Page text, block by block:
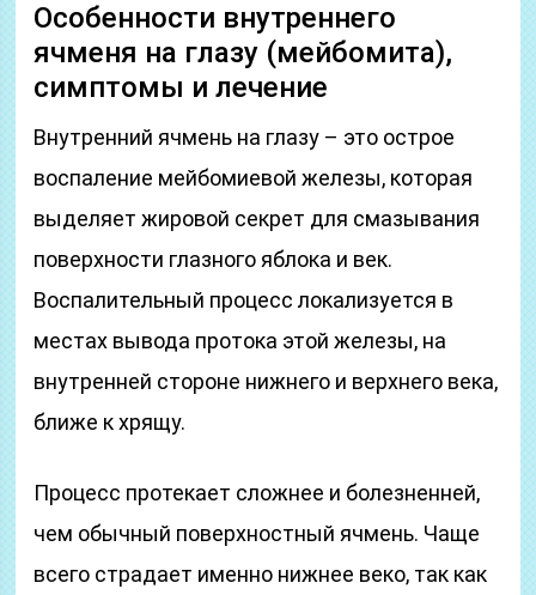
Особенности внутреннего
ячменя на глазу (мейбомита),
симптомы и лечение
Внутренний ячмень на глазу – это острое
воспаление мейбомиевой железы, которая
выделяет жировой секрет для смазывания
поверхности глазного яблока и век.
Воспалительный процесс локализуется в
местах вывода протока этой железы, на
внутренней стороне нижнего и верхнего века,
ближе к хрящу.
Процесс протекает сложнее и болезненней,
чем обычный поверхностный ячмень. Чаще
всего страдает именно нижнее веко, так как